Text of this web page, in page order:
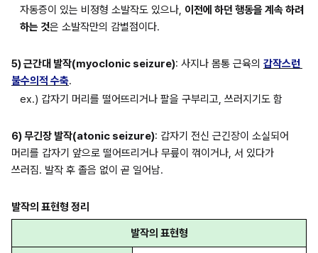
자동증이 있는 비정형 소발작도 있으나, 이전에 하던 행동을 계속 하려
하는 것은 소발작만의 감별점이다.
5) 근간대 발작(myoclonic seizure): 사지나 몸통 근육의 갑작스런
불수의적 수축.
ex.) 갑자기 머리를 떨어뜨리거나 팔을 구부리고, 쓰러지기도 함
6) 무긴장 발작(atonic seizure): 갑자기 전신 근긴장이 소실되어
머리를 갑자기 앞으로 떨어뜨리거나 무릎이 꺾이거나, 서 있다가
쓰러짐. 발작 후 졸음 없이 곧 일어남.
발작의 표현형 정리
발작의 표현형